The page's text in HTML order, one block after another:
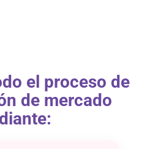
el proceso de
de mercado